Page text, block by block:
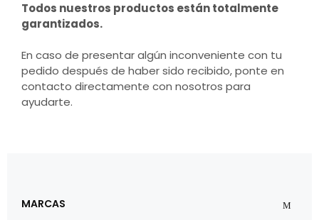
Todos nuestros productos están totalmente
garantizados.
En caso de presentar algún inconveniente con tu
pedido después de haber sido recibido, ponte en
contacto directamente con nosotros para
ayudarte.
MARCAS